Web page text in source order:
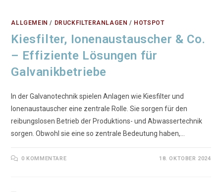
ALLGEMEIN / DRUCKFILTERANLAGEN / HOTSPOT
Kiesfilter, Ionenaustauscher & Co.
– Effiziente Lösungen für
Galvanikbetriebe
In der Galvanotechnik spielen Anlagen wie Kiesfilter und
Ionenaustauscher eine zentrale Rolle. Sie sorgen für den
reibungslosen Betrieb der Produktions- und Abwassertechnik
sorgen. Obwohl sie eine so zentrale Bedeutung haben,…
0 KOMMENTARE 18. OKTOBER 2024